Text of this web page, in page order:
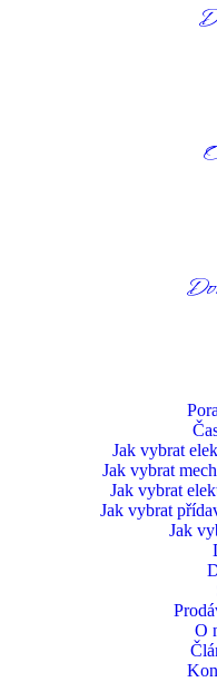
Jak vybrat
Jak vybrat
Jak vybrat
Jak vybrat
Jak
O